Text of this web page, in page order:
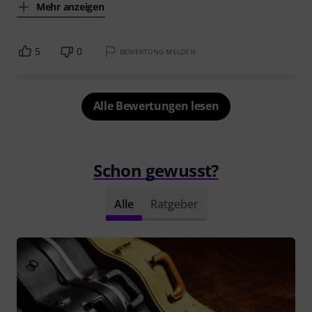
Mehr anzeigen
5 0 BEWERTUNG MELDEN
Alle Bewertungen lesen
Schon gewusst?
Alle Ratgeber